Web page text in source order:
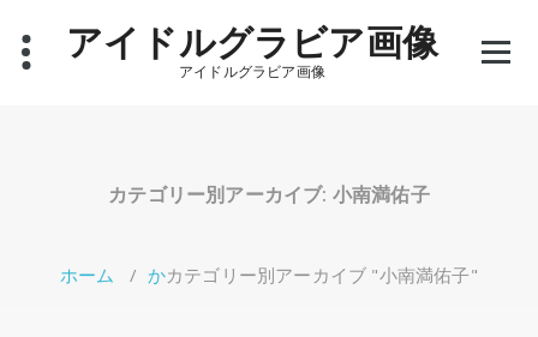
アイドルグラビア画像
アイドルグラビア画像
カテゴリー別アーカイブ: 小南満佑子
ホーム / かカテゴリー別アーカイブ "小南満佑子"